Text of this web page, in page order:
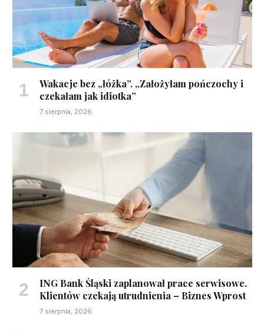
Wakacje bez „łóżka”. „Założyłam pończochy i
czekałam jak idiotka”
7 sierpnia, 2026
ING Bank Śląski zaplanował prace serwisowe.
Klientów czekają utrudnienia – Biznes Wprost
7 sierpnia, 2026